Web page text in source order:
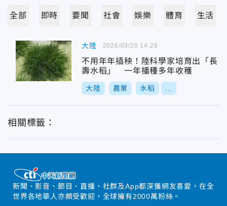
全部 即時 要聞 社會 娛樂 體育 生活
大陸
不用年年插秧！陸科學家培育出「長
壽水稻」 一年播種多年收穫
大陸 農業 水稻
2026/03/20 14:28
相關標籤：
新聞、影音、節目、直播、社群及App都深獲網友喜愛，在全
世界各地華人亦頗受歡迎，全球擁有2000萬粉絲。